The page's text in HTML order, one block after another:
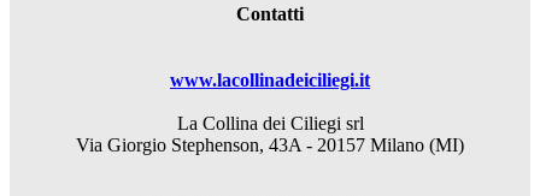
Contatti
www.lacollinadeiciliegi.it
La Collina dei Ciliegi srl
Via Giorgio Stephenson, 43A - 20157 Milano (MI)